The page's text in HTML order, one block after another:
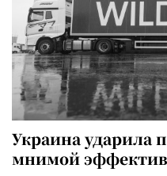
Украина ударила
мнимой